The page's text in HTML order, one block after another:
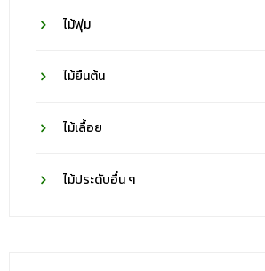
ไม้พุ่ม
ไม้ยืนต้น
ไม้เลื้อย
ไม้ประดับอื่น ๆ